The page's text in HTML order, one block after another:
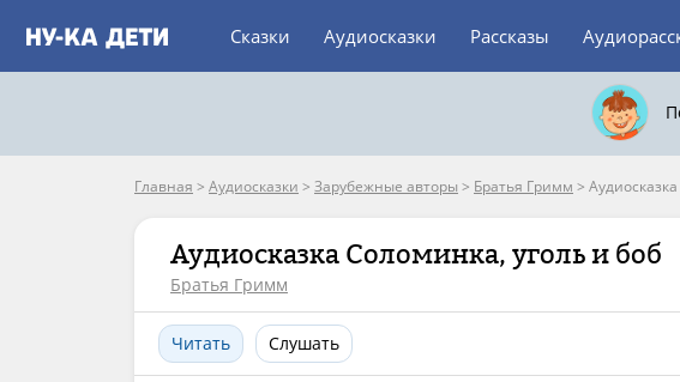
Сказки Аудиосказки Рассказы
Главная > Аудиосказки > Зарубежные авторы > Братья Гримм >
Аудиосказка Соломинка, уголь и боб
Братья Гримм
Читать Слушать